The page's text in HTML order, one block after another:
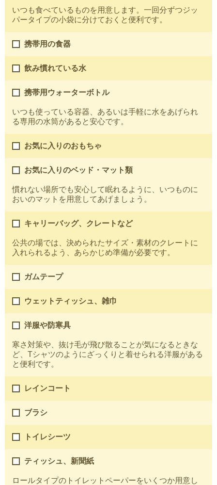
いつも食べているものを用意します。一回分ずつジッ
パータイプの小袋に分けておくと便利です。
携帯用の食器
飲み慣れている水
携帯用ウォーターボトル
いつも使っている容器、あるいは手軽に水をあげられ
る専用の水筒があると安心です。
お気に入りのおもちゃ
お気に入りのベッド・マット類
慣れない場所でも安心して眠れるように、いつものに
おいのマットを用意してあげましょう。
キャリーバッグ、クレートなど
公共の場では、決められたサイズ・素材のクレートに
入れられるよう、あらかじめ準備が必要です。
ガムテープ
ウェットティッシュ、雑巾
洋服や防寒具
寒さ対策や、抜け毛が飛び散ることが気になるときな
ど、Tシャツのようにざっくりと着せられる洋服がある
と便利です。
レインコート
ブラシ
トイレシーツ
ティッシュ、新聞紙
ロールタイプのトイレットペーパーをいくつか用意し